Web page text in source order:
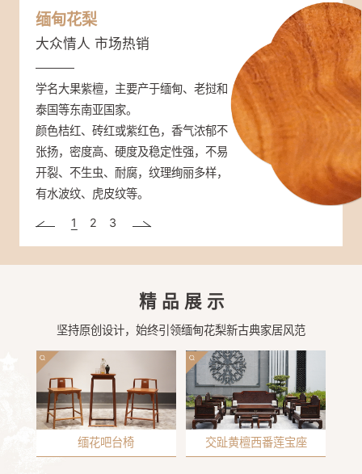
缅甸花梨
大众情人 市场热销
学名大果紫檀，主要产于缅甸、老挝和
泰国等东南亚国家。
颜色桔红、砖红或紫红色，香气浓郁不
张扬，密度高、硬度及稳定性强，不易
开裂、不生虫、耐腐，纹理绚丽多样，
有水波纹、虎皮纹等。
紫光檀
帝王之木 彰显身份
学名东非黑黄檀，分布于非洲东部（坦
桑尼亚、塞内加尔、莫桑比克）。
材质重，硬度很高，是国标红木密度最
高的木头；强度、抗震性能高，抗腐蚀
性高；非常稳定，不易翘曲变形。心材
深紫褐色至近黑色、带黑条纹。木纹清
大红酸枝
三大贡木 奢品尊享
学名交趾黄檀，主要分布于越南、老
挝、柬埔寨和泰国等地。
强度高、硬度大、可沉于水，抗虫性
强，纹理通常直，结构细而均匀。大红
酸枝开锯时，木材散发一种辛香，闻之
有酸辛味。颜色一般为赤红色或深红
1 2 3
精品展示
坚持原创设计，始终引领缅甸花梨新古典家居风范
缅花吧台椅 交趾黄檀西番莲宝座